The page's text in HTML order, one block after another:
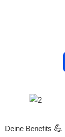
Deine Benefits 💪